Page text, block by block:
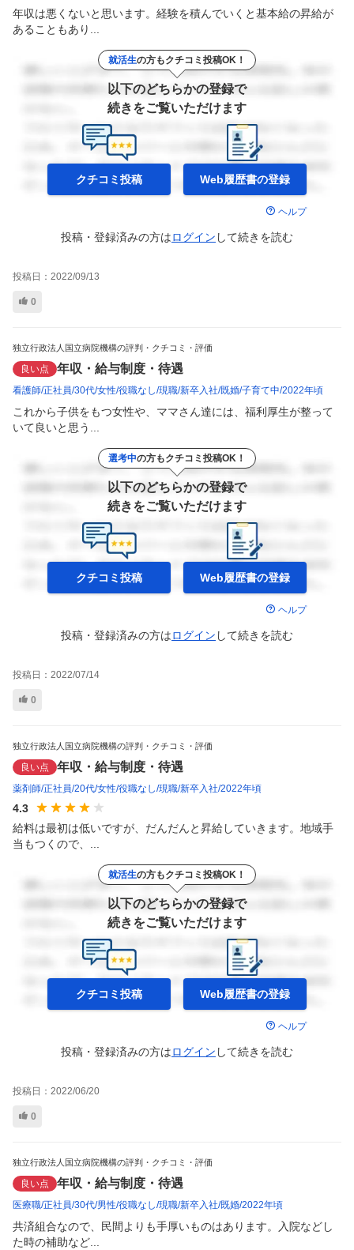
年収は悪くないと思います。経験を積んでいくと基本給の昇給が
あることもあり...
就活生の方もクチコミ投稿OK！
以下のどちらかの登録で
続きをご覧いただけます
クチコミ投稿 Web履歴書の登録
ヘルプ
投稿・登録済みの方はログイン して続きを読む
投稿日： 2022/09/13
0
独立行政法人国立病院機構の評判・クチコミ・評価
良い点 年収・給与制度・待遇
看護師 正社員 30代 女性 役職なし 現職 新卒入社 既婚 子育て中 2022年頃
これから子供をもつ女性や、ママさん達には、福利厚生が整って
いて良いと思う...
選考中の方もクチコミ投稿OK！
以下のどちらかの登録で
続きをご覧いただけます
クチコミ投稿 Web履歴書の登録
ヘルプ
投稿・登録済みの方はログイン して続きを読む
投稿日： 2022/07/14
0
独立行政法人国立病院機構の評判・クチコミ・評価
良い点 年収・給与制度・待遇
薬剤師 正社員 20代 女性 役職なし 現職 新卒入社 2022年頃
4.3
給料は最初は低いですが、だんだんと昇給していきます。地域手
当もつくので、...
就活生の方もクチコミ投稿OK！
以下のどちらかの登録で
続きをご覧いただけます
クチコミ投稿 Web履歴書の登録
ヘルプ
投稿・登録済みの方はログイン して続きを読む
投稿日： 2022/06/20
0
独立行政法人国立病院機構の評判・クチコミ・評価
良い点 年収・給与制度・待遇
医療職 正社員 30代 男性 役職なし 現職 新卒入社 既婚 2022年頃
共済組合なので、民間よりも手厚いものはあります。入院などし
た時の補助など...